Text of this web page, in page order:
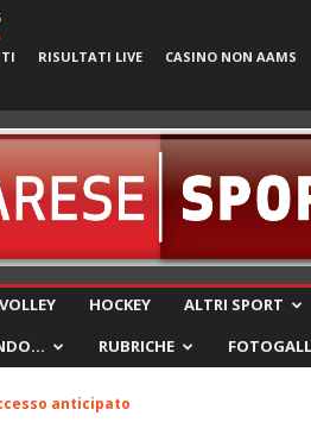
RISULTATI LIVE CASINO NON AAMS
HOCKEY ALTRI SPORT
RUBRICHE
anticipato